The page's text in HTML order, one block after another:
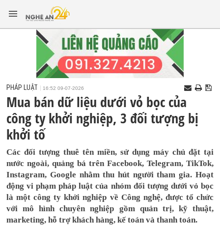
PHÁP LUẬT 16:52 09-07-2026
Mua bán dữ liệu dưới vỏ bọc của
công ty khởi nghiệp, 3 đối tượng bị
khởi tố
Các đối tượng thuê tên miền, sử dụng máy chủ đặt tại
nước ngoài, quảng bá trên Facebook, Telegram, TikTok,
Instagram, Google nhằm thu hút người tham gia. Hoạt
động vi phạm pháp luật của nhóm đối tượng dưới vỏ bọc
là một công ty khởi nghiệp về Công nghệ, được tổ chức
với mô hình chuyên nghiệp gồm quản trị, kỹ thuật,
marketing, hỗ trợ khách hàng, kế toán và thanh toán.